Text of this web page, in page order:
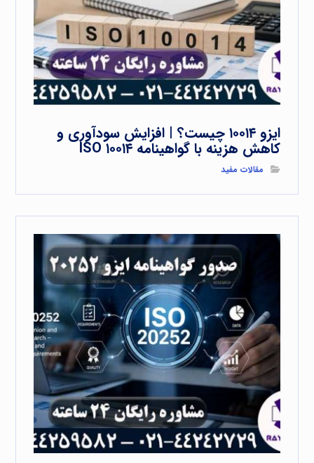
ایزو ۱۰۰۱۴ چیست؟ | افزایش سودآوری و
کاهش هزینه با گواهینامه ISO ۱۰۰۱۴
مقالات مفید